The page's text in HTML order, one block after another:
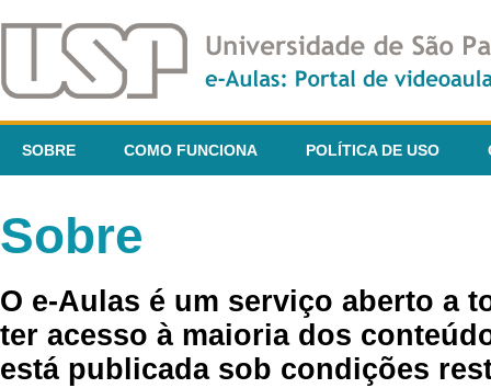
SOBRE COMO FUNCIONA POLÍTICA DE USO
Sobre
O e-Aulas é um serviço aberto a
ter acesso à maioria dos
está publicada sob condições